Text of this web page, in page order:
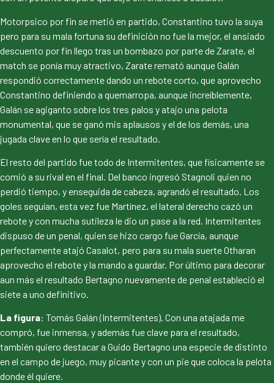
Motorpsico por fin se metió en partido, Constantino tuvo la suya
pero para su mala fortuna su definición no fue la mejor, el ansiado
descuento por fin llego tras un bombazo por parte de Zarate, el
match se ponía muy atractivo, Zarate remató aunque Galán
respondió correctamente dando un rebote corto, que aprovecho
Constantino definiendo a quemarropa, aunque increíblemente,
Galán se agiganto sobre los tres palos y atajo una pelota
monumental, que se ganó mis aplausos y el de los demás, una
jugada clave en lo que sería el resultado.
El resto del partido fue todo de Intermitentes, que físicamente se
comió a su rival en el final. Del banco ingresó Stagnoli quien no
perdió tiempo, y enseguida de cabeza, agrandó el resultado. Los
goles seguían, esta vez fue Martínez, el lateral derecho cazó un
rebote y con mucha sutileza le dio un pase a la red. Intermitentes
dispuso de un penal, quien se hizo cargo fue García, aunque
perfectamente atajó Casalot, pero para su mala suerte Otharan
aprovecho el rebote y la mando a guardar. Por último para decorar
aun más el resultado Bertagno nuevamente de penal estableció el
siete a uno definitivo.
La figura: Tomás Galán (Intermitentes). Con una atajada me
compró, fue inmensa, y además fue clave para el resultado,
también quiero destacar a Guido Bertagno una especie de distinto
en el campo de juego, muy picante y con un pie que coloca la pelota
donde él quiere.